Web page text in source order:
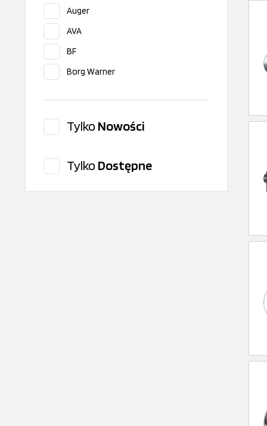
Auger
AVA
BF
Borg Warner
CEAM
CITROEN/PEUGEOT
CLEAN FILTER
Tylko Nowości
Tylko Dostępne